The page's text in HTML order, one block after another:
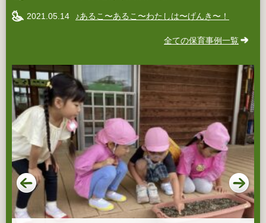
2021.05.14 ♪あるこ〜あるこ〜わたしは〜げんき〜！
全ての保育事例一覧